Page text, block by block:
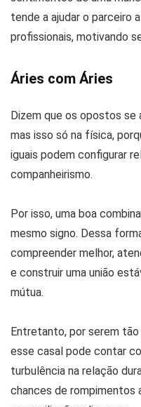
tende a ajudar o parceiro
profissionais, motivando
Áries com Áries
Dizem que os opostos se
mas isso só na física,
iguais podem configurar
companheirismo.
Por isso, uma boa
mesmo signo. Dessa
compreender melhor,
e construir uma união
mútua.
Entretanto, por serem
esse casal pode contar
turbulência na relação
chances de rompimentos